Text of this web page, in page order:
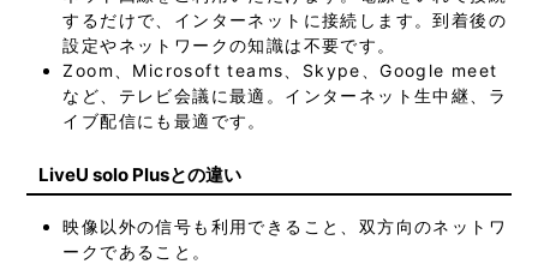
するだけで、インターネットに接続します。到着後の
設定やネットワークの知識は不要です。
Zoom、Microsoft teams、Skype、Google meet
など、テレビ会議に最適。インターネット生中継、ラ
イブ配信にも最適です。
LiveU solo Plusとの違い
映像以外の信号も利用できること、双方向のネットワ
ークであること。